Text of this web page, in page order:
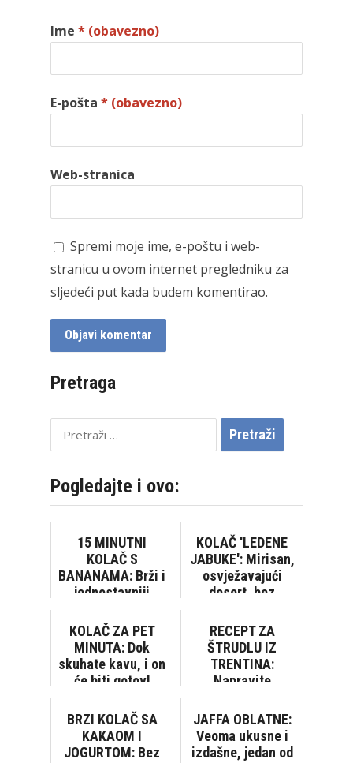
Ime * (obavezno)
E-pošta * (obavezno)
Web-stranica
Spremi moje ime, e-poštu i web-
stranicu u ovom internet pregledniku za
sljedeći put kada budem komentirao.
Pretraga
Pretraži:
Pogledajte i ovo:
15 MINUTNI
KOLAČ S
BANANAMA: Brži i
jednostavniji
postoji
KOLAČ 'LEDENE
JABUKE': Mirisan,
osvježavajući
desert, bez
KOLAČ ZA PET
MINUTA: Dok
skuhate kavu, i on
će biti gotov!
RECEPT ZA
ŠTRUDLU IZ
TRENTINA:
Napravite
varijantu poznate
slastice VIDEO
BRZI KOLAČ SA
KAKAOM I
JOGURTOM: Bez
JAFFA OBLATNE:
Veoma ukusne i
izdašne, jedan od